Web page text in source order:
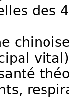
des